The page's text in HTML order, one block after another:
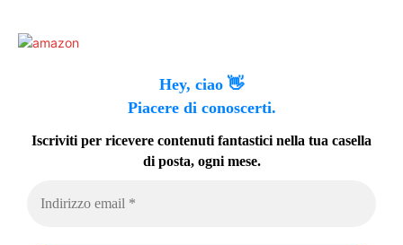
Hey, ciao 👋
Piacere di conoscerti.
Iscriviti per ricevere contenuti fantastici nella tua casella
di posta, ogni mese.